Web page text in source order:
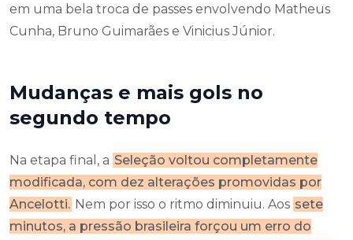
em uma bela troca de passes envolvendo Matheus
Cunha, Bruno Guimarães e Vinicius Júnior.
Mudanças e mais gols no
segundo tempo
Na etapa final, a Seleção voltou completamente
modificada, com dez alterações promovidas por
Ancelotti. Nem por isso o ritmo diminuiu. Aos sete
minutos, a pressão brasileira forçou um erro do